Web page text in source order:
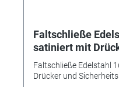
Faltschließe
satiniert mit
Sicherheitsbügel
Faltschließe Edelstahl
Drücker und